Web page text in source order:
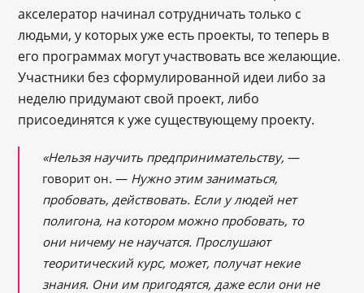
акселератор начинал сотрудничать только с
людьми, у которых уже есть проекты, то теперь в
его программах могут участвовать все желающие.
Участники без сформулированной идеи либо за
неделю придумают свой проект, либо
присоединятся к уже существующему проекту.
«Нельзя научить предпринимательству,—
говорит он. — Нужно этим заниматься,
пробовать, действовать. Если у людей нет
полигона, на котором можно пробовать, то
они ничему не научатся. Прослушают
теоритический курс, может, получат некие
знания. Они им пригодятся, даже если они не